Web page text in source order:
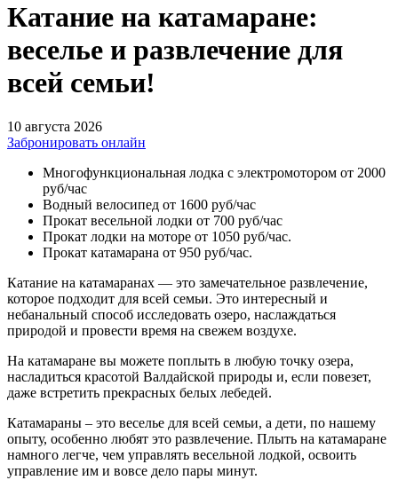
Катание на катамаране:
веселье и развлечение для
всей семьи!
10 августа 2026
Забронировать онлайн
Многофункциональная лодка с электромотором от 2000
руб/час
Водный велосипед от 1600 руб/час
Прокат весельной лодки от 700 руб/час
Прокат лодки на моторе от 1050 руб/час.
Прокат катамарана от 950 руб/час.
Катание на катамаранах — это замечательное развлечение,
которое подходит для всей семьи. Это интересный и
небанальный способ исследовать озеро, наслаждаться
природой и провести время на свежем воздухе.
На катамаране вы можете поплыть в любую точку озера,
насладиться красотой Валдайской природы и, если повезет,
даже встретить прекрасных белых лебедей.
Катамараны – это веселье для всей семьи, а дети, по нашему
опыту, особенно любят это развлечение. Плыть на катамаране
намного легче, чем управлять весельной лодкой, освоить
управление им и вовсе дело пары минут.